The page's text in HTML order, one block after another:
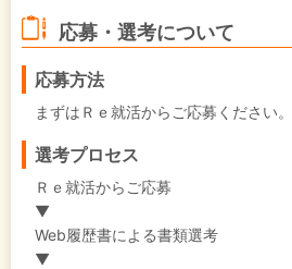
応募・選考について
応募方法
まずはＲｅ就活からご応募ください。
選考プロセス
Ｒｅ就活からご応募
▼
Web履歴書による書類選考
▼